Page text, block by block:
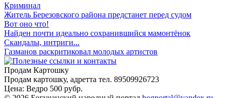
Криминал
Житель Березовского района предстанет перед судом
Вот оно что!
Найден почти идеально сохранившийся мамонтёнок
Скандалы, интриги...
Газманов раскритиковал молодых артистов
Продам Картошку
Продам картошку, адретта тел. 89509926723
Цена: Ведро 500 рубр.